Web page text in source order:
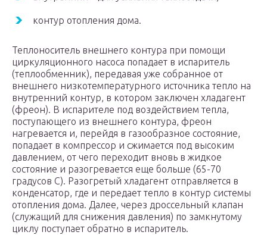
контур отопления дома.
Теплоноситель внешнего контура при помощи
циркуляционного насоса попадает в испаритель
(теплообменник), передавая уже собранное от
внешнего низкотемпературного источника тепло на
внутренний контур, в котором заключен хладагент
(фреон). В испарителе под воздействием тепла,
поступающего из внешнего контура, фреон
нагревается и, перейдя в газообразное состояние,
попадает в компрессор и сжимается под высоким
давлением, от чего переходит вновь в жидкое
состояние и разогревается еще больше (65-70
градусов С). Разогретый хладагент отправляется в
конденсатор, где и передает тепло в контур системы
отопления дома. Далее, через дроссельный клапан
(служащий для снижения давления) по замкнутому
циклу поступает обратно в испаритель.